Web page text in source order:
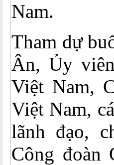
Nam.
Tham dự
Ân, Ủy
Việt Nam,
Việt Nam,
lãnh đạo,
Công đoàn